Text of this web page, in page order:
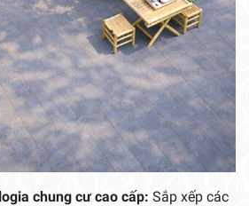
chung cư cao cấp: Sắp xếp các